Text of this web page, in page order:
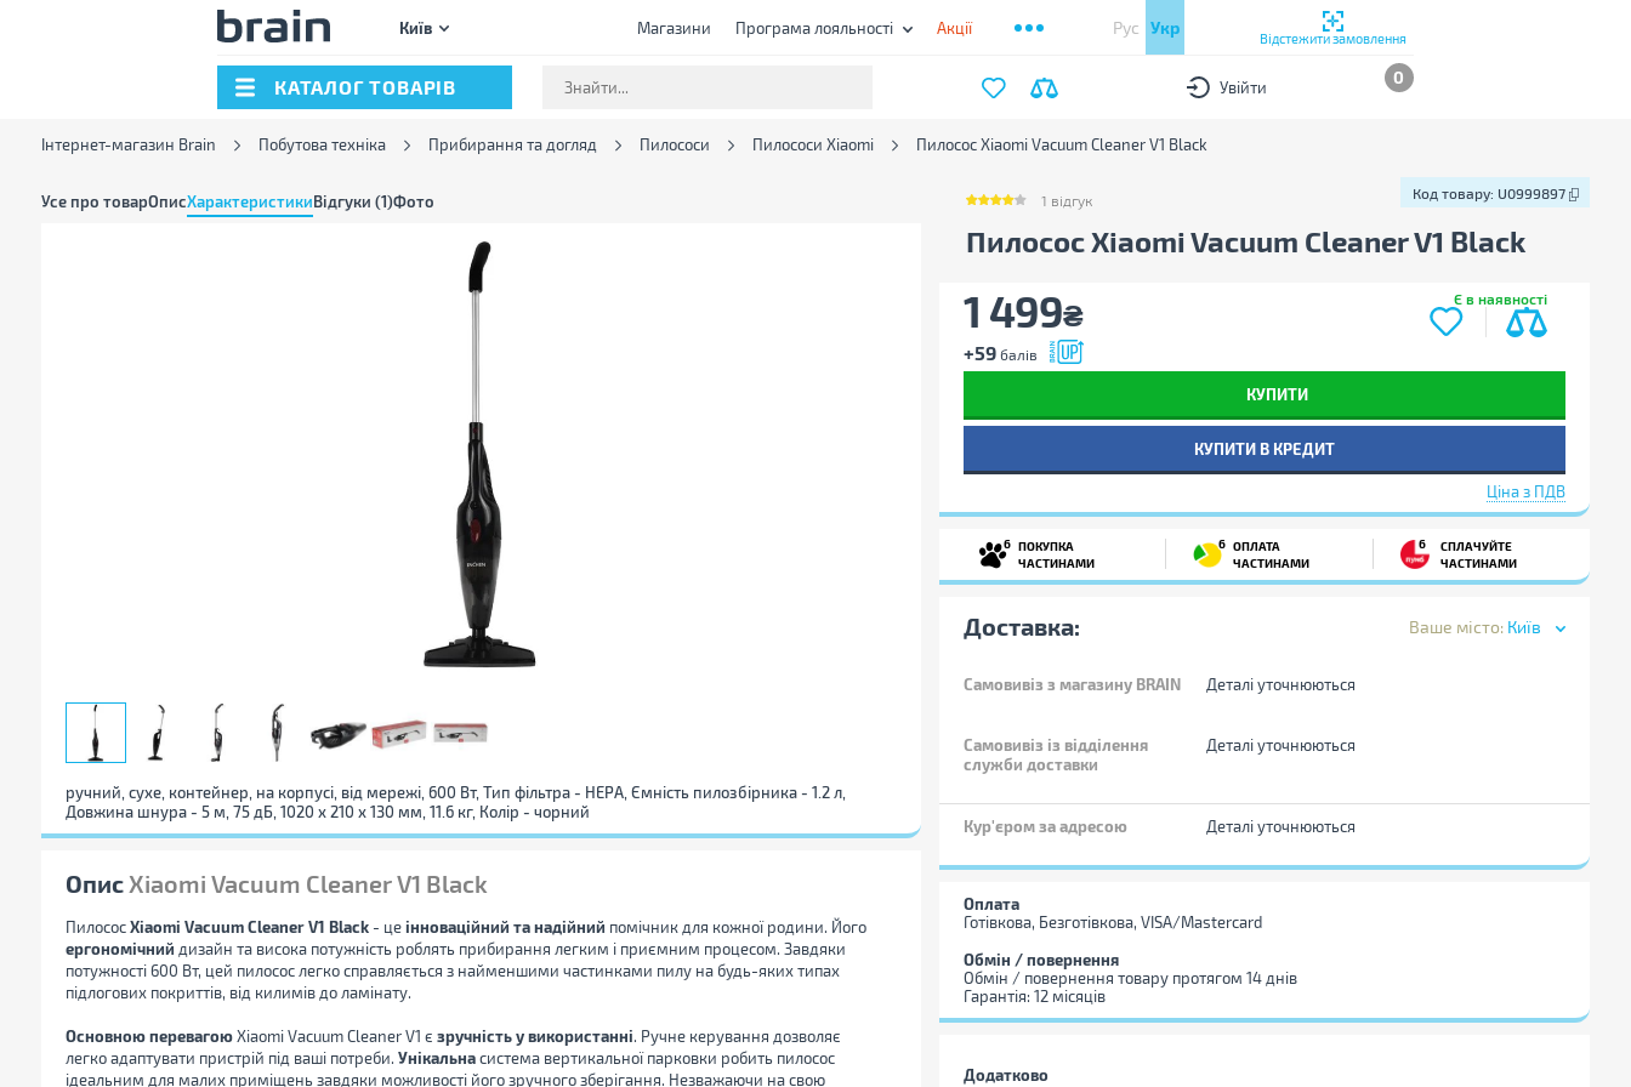
Київ Магазини Програма лояльності Акції Рус Укр
Відстежити замовлення
КАТАЛОГ ТОВАРІВ Увійти 0
Інтернет-магазин Brain Побутова техніка Прибирання та догляд Пилососи Пилососи Xiaomi Пилосос Xiaomi Vacuum Cleaner V1 Black
Усе про товарОписХарактеристикиВідгуки (1)Фото 1 відгук Код товару: U0999897
ручний, сухе, контейнер, на корпусі, від мережі, 600 Вт, Тип фільтра - НЕРА, Ємність пилозбірника - 1.2 л,
Довжина шнура - 5 м, 75 дБ, 1020 х 210 х 130 мм, 11.6 кг, Колір - чорний
Опис Xiaomi Vacuum Cleaner V1 Black
Пилосос Xiaomi Vacuum Cleaner V1 Black- це інноваційний та надійний помічник для кожної родини. Його
ергономічний дизайн та висока потужність роблять прибирання легким і приємним процесом. Завдяки
потужності 600 Вт, цей пилосос легко справляється з найменшими частинками пилу на будь-яких типах
підлогових покриттів, від килимів до ламінату.
Основною перевагоюXiaomi Vacuum Cleaner V1 є зручність у використанні. Ручне керування дозволяє
легко адаптувати пристрій під ваші потреби. Унікальнасистема вертикальної парковки робить пилосос
ідеальним для малих приміщень завдяки можливості його зручного зберігання. Незважаючи на свою
1 відгук Код товару: U0999897
Пилосос Xiaomi Vacuum Cleaner V1 Black
1 499₴
+59 балів
Є в наявності
КУПИТИ
КУПИТИ В КРЕДИТ
Ціна з ПДВ
6 ПОКУПКА
ЧАСТИНАМИ
6 ОПЛАТА
ЧАСТИНАМИ
6
СПЛАЧУЙТЕ
ЧАСТИНАМИ
Доставка: Ваше місто: Київ
Самовивіз з магазину BRAIN Деталі уточнюються
Самовивіз із відділення
служби доставки
Деталі уточнюються
Кур'єром за адресою Деталі уточнюються
Оплата
Готівкова, Безготівкова, VISA/Mastercard
Обмін / повернення
Обмін / повернення товару протягом 14 днів
Гарантія: 12 місяців
Додатково